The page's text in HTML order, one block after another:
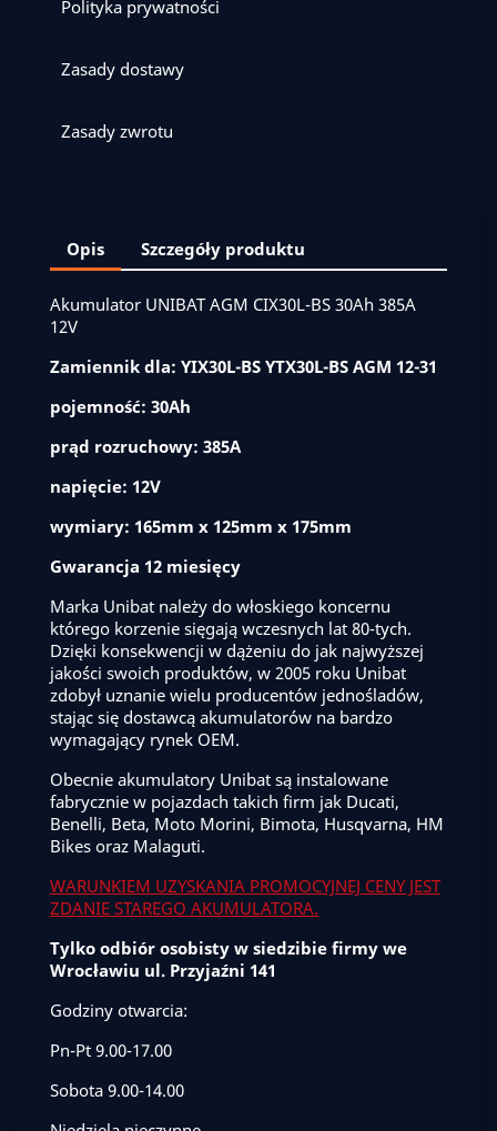
Polityka prywatności
Zasady dostawy
Zasady zwrotu
Opis Szczegóły produktu
Akumulator UNIBAT AGM CIX30L-BS 30Ah 385A
12V
Zamiennik dla: YIX30L-BS YTX30L-BS AGM 12-31
pojemność: 30Ah
prąd rozruchowy: 385A
napięcie: 12V
wymiary: 165mm x 125mm x 175mm
Gwarancja 12 miesięcy
Marka Unibat należy do włoskiego koncernu
którego korzenie sięgają wczesnych lat 80-tych.
Dzięki konsekwencji w dążeniu do jak najwyższej
jakości swoich produktów, w 2005 roku Unibat
zdobył uznanie wielu producentów jednośladów,
stając się dostawcą akumulatorów na bardzo
wymagający rynek OEM.
Obecnie akumulatory Unibat są instalowane
fabrycznie w pojazdach takich firm jak Ducati,
Benelli, Beta, Moto Morini, Bimota, Husqvarna, HM
Bikes oraz Malaguti.
WARUNKIEM UZYSKANIA PROMOCYJNEJ CENY JEST
ZDANIE STAREGO AKUMULATORA.
Tylko odbiór osobisty w siedzibie firmy we
Wrocławiu ul. Przyjaźni 141
Godziny otwarcia:
Pn-Pt 9.00-17.00
Sobota 9.00-14.00